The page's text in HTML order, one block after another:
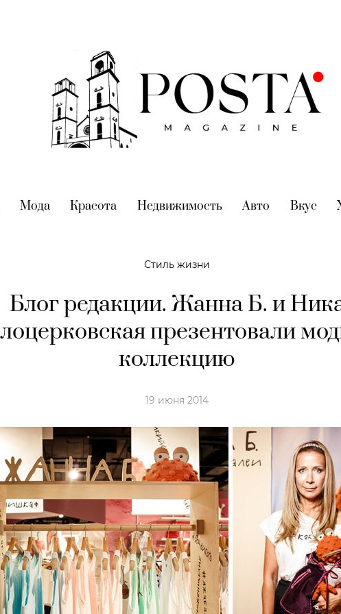
(current)
Мода(current)
Красота (current)
Недвижимость(current)
Авто (current)
Вкус
Стиль жизни
Блог редакции. Жанна Б. и
презентовали
коллекцию
19 июня 2014